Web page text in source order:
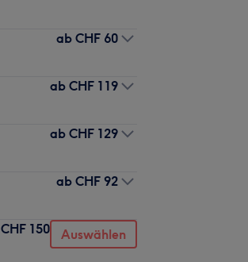
ab CHF 60
ab CHF 119
ab CHF 129
ab CHF 92
CHF 150 Auswählen